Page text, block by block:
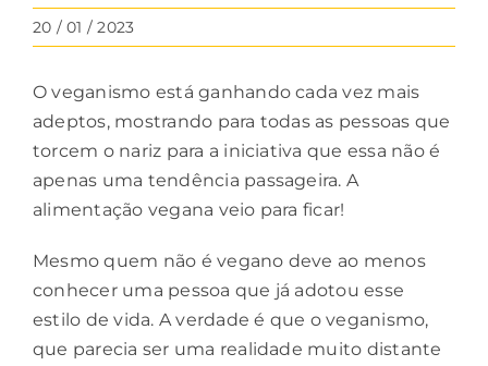
20 / 01 / 2023
Oveganismo está ganhando cada vez mais
adeptos, mostrando para todas as pessoas que
torcem o nariz para a iniciativa que essa não é
apenas uma tendência passageira. A
alimentação vegana veio para ficar!
Mesmo quem não é vegano deve ao menos
conhecer uma pessoa que já adotou esse
estilo de vida. A verdade é que o veganismo,
que parecia ser uma realidade muito distante